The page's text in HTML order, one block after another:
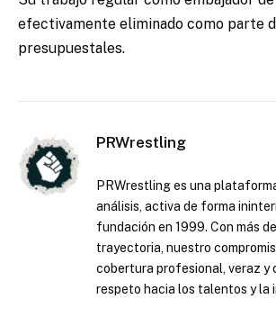
efectivamente eliminado como parte
presupuestales.
PRWrestling
PRWrestling es una
análisis, activa de forma
fundación en 1999. Con más
trayectoria, nuestro
cobertura profesional, veraz y
respeto hacia los talentos y la